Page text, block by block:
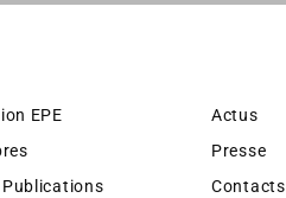
EPE
Publications
Actus
Presse
Contacts